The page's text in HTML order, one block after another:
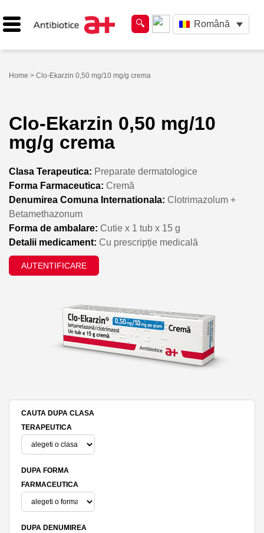
Română
Home > Clo-Ekarzin 0,50 mg/10 mg/g crema
Clo-Ekarzin 0,50 mg/10
mg/g crema
Clasa Terapeutica: Preparate dermatologice
Forma Farmaceutica: Cremă
Denumirea Comuna Internationala: Clotrimazolum +
Betamethazonum
Forma de ambalare: Cutie x 1 tub x 15 g
Detalii medicament: Cu prescripție medicală
AUTENTIFICARE
CAUTA DUPA CLASA
TERAPEUTICA
DUPA FORMA
FARMACEUTICA
DUPA DENUMIREA